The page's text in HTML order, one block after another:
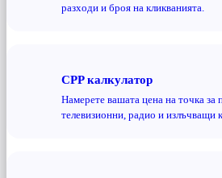
разходи и броя на кликванията.
CPP калкулатор
Намерете вашата цена на точка за
телевизионни, радио и излъчващи